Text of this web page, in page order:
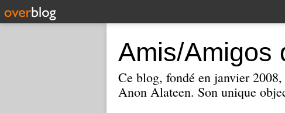
Amis/Amigos
Ce blog, fondé en janvier
Anon Alateen. Son unique